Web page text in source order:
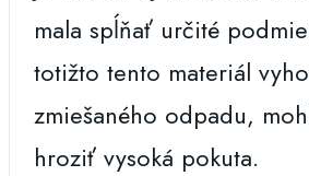
mala spĺňať určité
totižto tento materiál
zmiešaného odpadu,
hroziť vysoká pokuta.